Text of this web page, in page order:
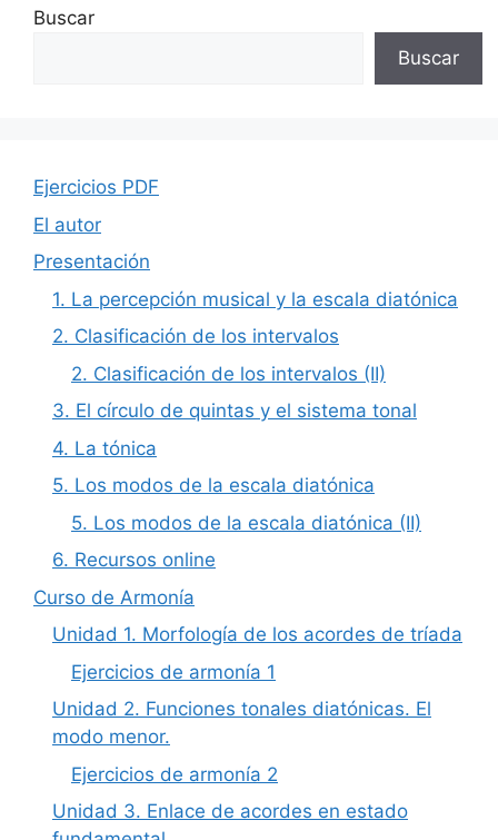
Buscar
Buscar
Ejercicios PDF
El autor
Presentación
1. La percepción musical y la escala diatónica
2. Clasificación de los intervalos
2. Clasificación de los intervalos (II)
3. El círculo de quintas y el sistema tonal
4. La tónica
5. Los modos de la escala diatónica
5. Los modos de la escala diatónica (II)
6. Recursos online
Curso de Armonía
Unidad 1. Morfología de los acordes de tríada
Ejercicios de armonía 1
Unidad 2. Funciones tonales diatónicas. El
modo menor.
Ejercicios de armonía 2
Unidad 3. Enlace de acordes en estado